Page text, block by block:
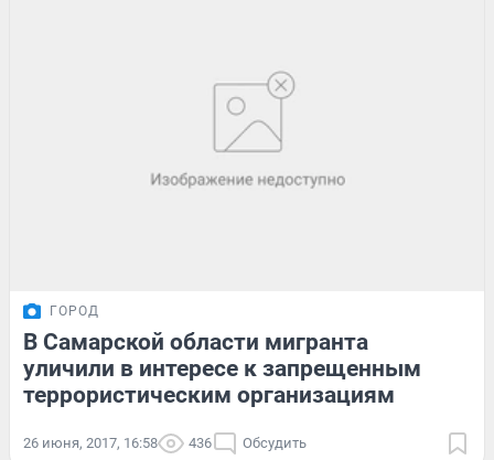
ГОРОД
В Самарской области мигранта
уличили в интересе к запрещенным
террористическим организациям
26 июня, 2017, 16:58 436 Обсудить